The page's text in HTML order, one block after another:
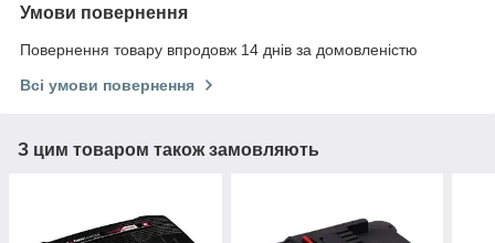
Умови повернення
Повернення товару впродовж 14 днів за домовленістю
Всі умови повернення
З цим товаром також замовляють